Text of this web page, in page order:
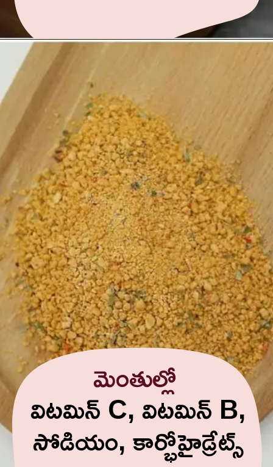
మెంతుల్లో
విటమిన్ C, విటమిన్ B,
సోడియం, కార్భోహైడ్రేట్స్